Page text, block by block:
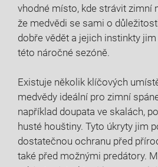
vhodné místo, ⁢kde strávit zimní
že medvědi⁢ se sami o
dobře vědět a jejich instinkty
této náročné sezóně.
Existuje několik klíčových
medvědy ideální ⁣pro zimní
například doupata ve ⁢skalách,
husté⁣ houštiny.‌ Tyto ‍úkryty jim
dostatečnou ochranu před
také před možnými ⁣predátory.⁣